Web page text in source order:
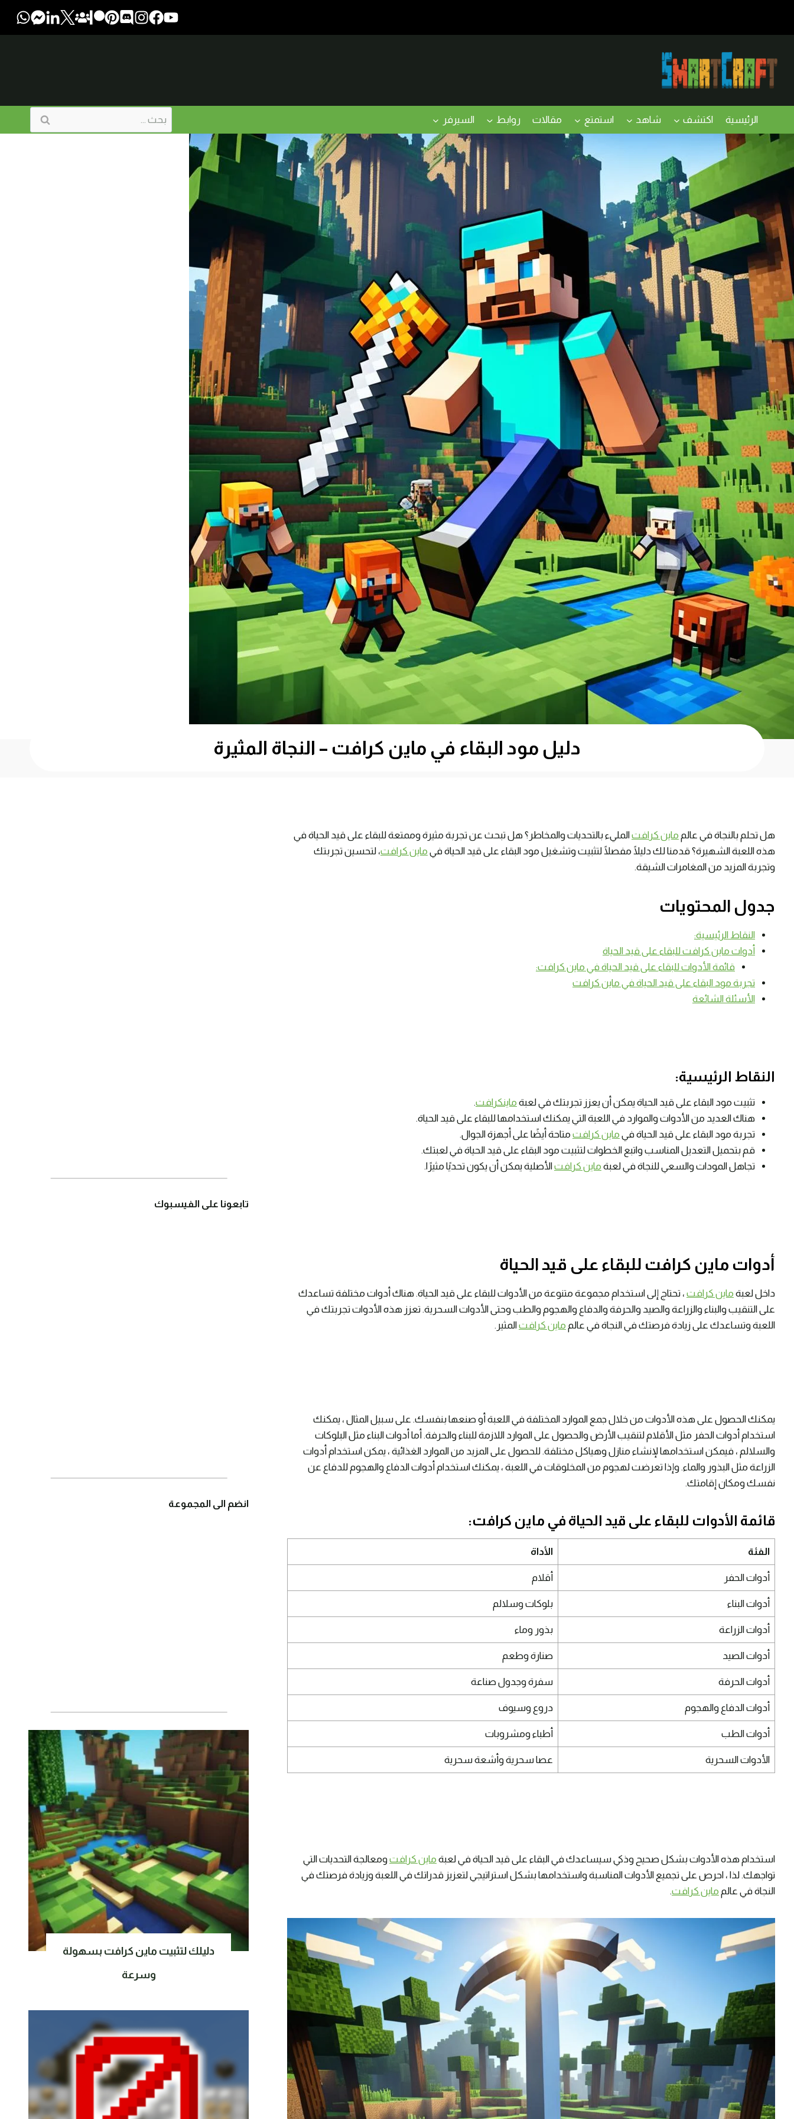
الرئيسية اكتشف شاهد استمتع مقالات روابط السيرفر
البحث
عن:
دليل مود البقاء في ماين كرافت – النجاة المثيرة
هل تحلم بالنجاة في عالم ماين كرافت المليء بالتحديات والمخاطر؟ هل تبحث عن تجربة مثيرة وممتعة للبقاء على قيد الحياة في
هذه اللعبة الشهيرة؟ قدمنا لك دليلًا مفصلًا لتثبيت وتشغيل مود البقاء على قيد الحياة في ماين كرافت، لتحسين تجربتك
وتجربة المزيد من المغامرات الشيقة.
جدول المحتويات
النقاط الرئيسية:
أدوات ماين كرافت للبقاء على قيد الحياة
قائمة الأدوات للبقاء على قيد الحياة في ماين كرافت:
تجربة مود البقاء على قيد الحياة في ماين كرافت
الأسئلة الشائعة
النقاط الرئيسية:
تثبيت مود البقاء على قيد الحياة يمكن أن يعزز تجربتك في لعبة ماينكرافت.
هناك العديد من الأدوات والموارد في اللعبة التي يمكنك استخدامها للبقاء على قيد الحياة.
تجربة مود البقاء على قيد الحياة في ماين كرافت متاحة أيضًا على أجهزة الجوال.
قم بتحميل التعديل المناسب واتبع الخطوات لتثبيت مود البقاء على قيد الحياة في لعبتك.
تجاهل المودات والسعي للنجاة في لعبة ماين كرافت الأصلية يمكن أن يكون تحديًا مثيرًا.
أدوات ماين كرافت للبقاء على قيد الحياة
داخل لعبة ماين كرافت ، تحتاج إلى استخدام مجموعة متنوعة من الأدوات للبقاء على قيد الحياة. هناك أدوات مختلفة تساعدك
على التنقيب والبناء والزراعة والصيد والحرفة والدفاع والهجوم والطب وحتى الأدوات السحرية. تعزز هذه الأدوات تجربتك في
اللعبة وتساعدك على زيادة فرصتك في النجاة في عالم ماين كرافت المثير.
يمكنك الحصول على هذه الأدوات من خلال جمع الموارد المختلفة في اللعبة أو صنعها بنفسك. على سبيل المثال ، يمكنك
استخدام أدوات الحفر مثل الأقلام لتنقيب الأرض والحصول على الموارد اللازمة للبناء والحرفة. أما أدوات البناء مثل البلوكات
والسلالم ، فيمكن استخدامها لإنشاء منازل وهياكل مختلفة. للحصول على المزيد من الموارد الغذائية ، يمكن استخدام أدوات
الزراعة مثل البذور والماء. وإذا تعرضت لهجوم من المخلوقات في اللعبة ، يمكنك استخدام أدوات الدفاع والهجوم للدفاع عن
نفسك ومكان إقامتك.
قائمة الأدوات للبقاء على قيد الحياة في ماين كرافت:
الفئة الأداة
أدوات الحفر أقلام
أدوات البناء بلوكات وسلالم
أدوات الزراعة بذور وماء
أدوات الصيد صنارة وطعم
أدوات الحرفة سفرة وجدول صناعة
أدوات الدفاع والهجوم دروع وسيوف
أدوات الطب أطباء ومشروبات
الأدوات السحرية عصا سحرية وأشعة سحرية
استخدام هذه الأدوات بشكل صحيح وذكي سيساعدك في البقاء على قيد الحياة في لعبة ماين كرافتومعالجة التحديات التي
تواجهك. لذا ، احرص على تجميع الأدوات المناسبة واستخدامها بشكل استراتيجي لتعزيز قدراتك في اللعبة وزيادة فرصتك في
النجاة في عالم ماين كرافت.
تابعونا على الفيسبوك
انضم الى المجموعة
دليلك لتثبيت ماين كرافت بسهولة
وسرعة